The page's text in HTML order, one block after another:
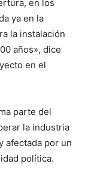
en los
ya en la
la instalación
años», dice
en el
parte del
la industria
afectada por un
política.